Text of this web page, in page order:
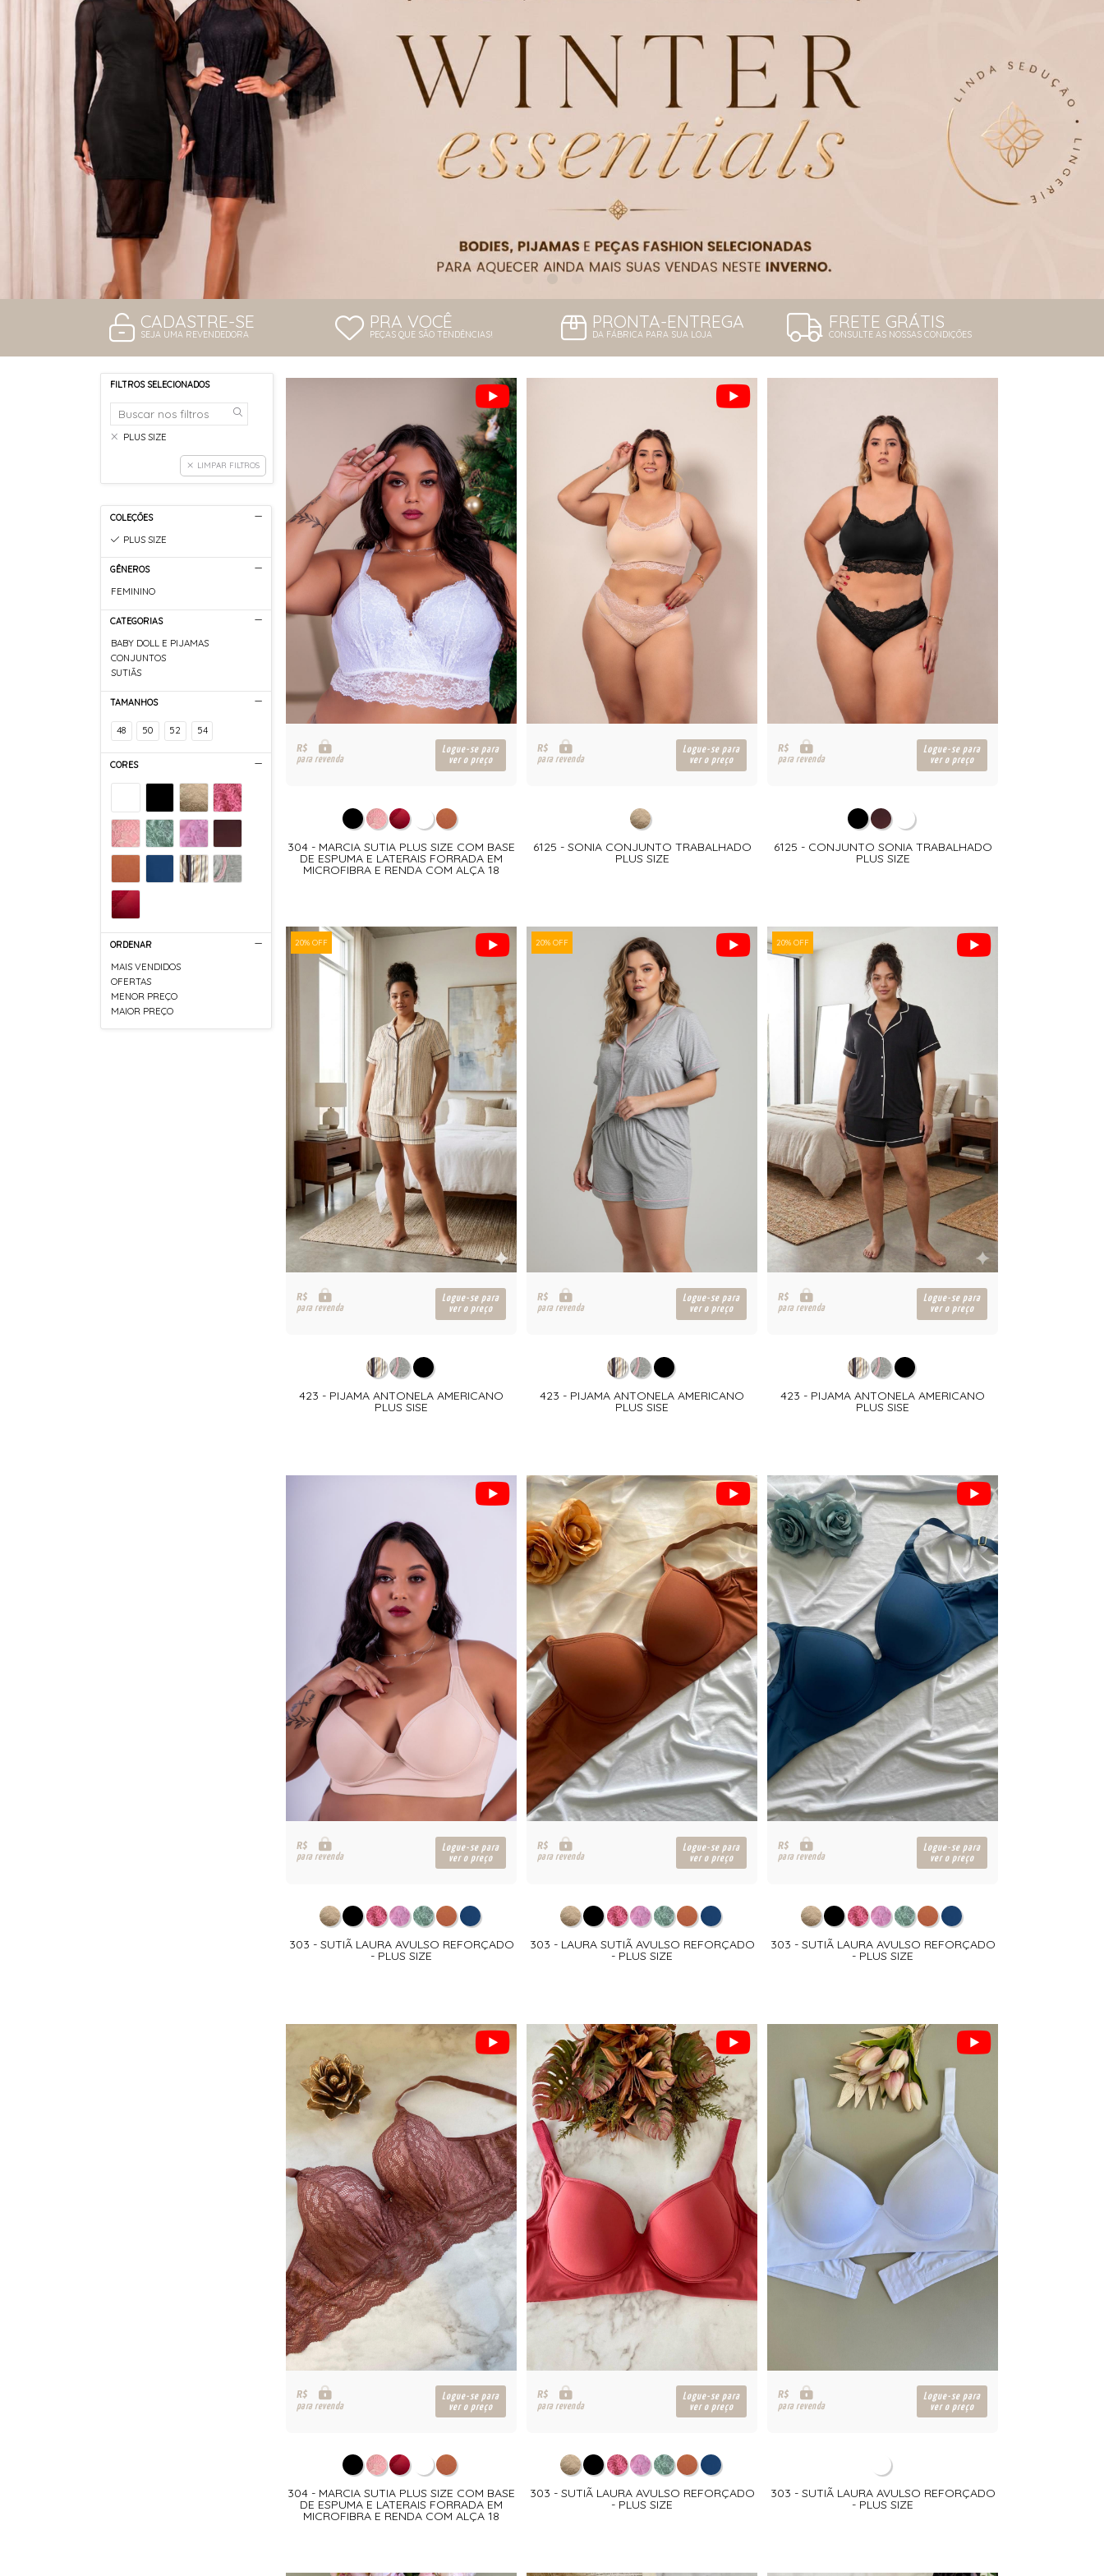
VESTIDOS
CADASTRE-SE
SEJA UMA REVENDEDORA
PRA VOCÊ
PEÇAS QUE SÃO TENDÊNCIAS!
PRONTA-ENTREGA
DA FÁBRICA PARA SUA LOJA
FRETE GRÁTIS
CONSULTE AS NOSSAS CONDIÇÕES
FILTROS SELECIONADOS
PLUS SIZE
LIMPAR FILTROS
COLEÇÕES
PLUS SIZE
GÊNEROS
FEMININO
CATEGORIAS
BABY DOLL E PIJAMAS
CONJUNTOS
SUTIÃS
TAMANHOS
48 50 52 54
CORES
ORDENAR
MAIS VENDIDOS
OFERTAS
MENOR PREÇO
MAIOR PREÇO
R$
para revenda
Logue-se para
ver o preço
304 - MARCIA SUTIA PLUS SIZE COM BASE
DE ESPUMA E LATERAIS FORRADA EM
MICROFIBRA E RENDA COM ALÇA 18
R$
para revenda
Logue-se para
ver o preço
6125 - SONIA CONJUNTO TRABALHADO
PLUS SIZE
R$
para revenda
Logue-se para
ver o preço
6125 - CONJUNTO SONIA TRABALHADO
PLUS SIZE
20% OFF
R$
para revenda
Logue-se para
ver o preço
423 - PIJAMA ANTONELA AMERICANO
PLUS SISE
20% OFF
R$
para revenda
Logue-se para
ver o preço
423 - PIJAMA ANTONELA AMERICANO
PLUS SISE
20% OFF
R$
para revenda
Logue-se para
ver o preço
423 - PIJAMA ANTONELA AMERICANO
PLUS SISE
R$
para revenda
Logue-se para
ver o preço
303 - SUTIÃ LAURA AVULSO REFORÇADO
- PLUS SIZE
R$
para revenda
Logue-se para
ver o preço
303 - LAURA SUTIÃ AVULSO REFORÇADO
- PLUS SIZE
R$
para revenda
Logue-se para
ver o preço
303 - SUTIÃ LAURA AVULSO REFORÇADO
- PLUS SIZE
R$
para revenda
Logue-se para
ver o preço
304 - MARCIA SUTIA PLUS SIZE COM BASE
DE ESPUMA E LATERAIS FORRADA EM
MICROFIBRA E RENDA COM ALÇA 18
R$
para revenda
Logue-se para
ver o preço
303 - SUTIÃ LAURA AVULSO REFORÇADO
- PLUS SIZE
R$
para revenda
Logue-se para
ver o preço
303 - SUTIÃ LAURA AVULSO REFORÇADO
- PLUS SIZE